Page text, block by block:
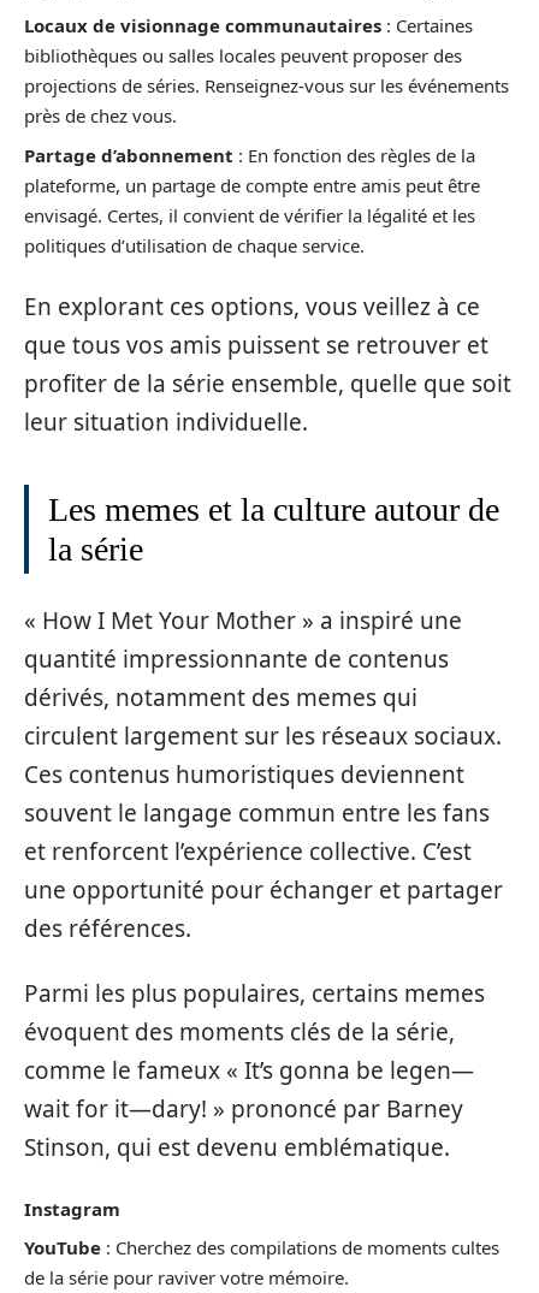
Locaux de visionnage communautaires : Certaines
bibliothèques ou salles locales peuvent proposer des
projections de séries. Renseignez-vous sur les événements
près de chez vous.
Partage d’abonnement : En fonction des règles de la
plateforme, un partage de compte entre amis peut être
envisagé. Certes, il convient de vérifier la légalité et les
politiques d’utilisation de chaque service.
En explorant ces options, vous veillez à ce
que tous vos amis puissent se retrouver et
profiter de la série ensemble, quelle que soit
leur situation individuelle.
Les memes et la culture autour de
la série
« How I Met Your Mother » a inspiré une
quantité impressionnante de contenus
dérivés, notamment des memes qui
circulent largement sur les réseaux sociaux.
Ces contenus humoristiques deviennent
souvent le langage commun entre les fans
et renforcent l’expérience collective. C’est
une opportunité pour échanger et partager
des références.
Parmi les plus populaires, certains memes
évoquent des moments clés de la série,
comme le fameux « It’s gonna be legen—
wait for it—dary! » prononcé par Barney
Stinson, qui est devenu emblématique.
Instagram
YouTube : Cherchez des compilations de moments cultes
de la série pour raviver votre mémoire.